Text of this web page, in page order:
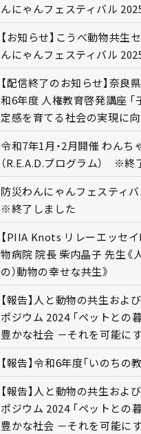
んにゃんフェスティバル
【お知らせ】こうべ動物共生
んにゃんフェスティバル 2025
【配信終了のお知らせ】奈良
和6年度 人権教育啓発講座
定感を育てる社会の実現に向
令和7年1月・2月開催 わんち
（R.E.A.D.プログラム） ※終
防災わんにゃんフェスティ
※終了しました
【PIIA Knots リレーエッセ
物病院 院長 柴内晶子 先生《
の）動物の幸せな共生》
【報告】人と動物の共生およ
ポジウム 2024 「ペットとの
豊かな社会 －それを可能に
【報告】令和6年度「いのちの
【報告】人と動物の共生およ
ポジウム 2024 「ペットとの
豊かな社会 －それを可能に